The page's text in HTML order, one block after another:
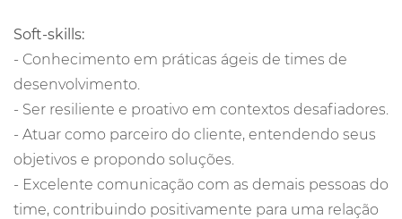
Soft-skills:
- Conhecimento em práticas ágeis de times de
desenvolvimento.
- Ser resiliente e proativo em contextos desafiadores.
- Atuar como parceiro do cliente, entendendo seus
objetivos e propondo soluções.
- Excelente comunicação com as demais pessoas do
time, contribuindo positivamente para uma relação